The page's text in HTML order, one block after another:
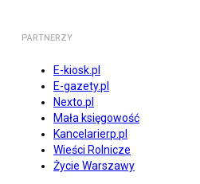
PARTNERZY
E-kiosk.pl
E-gazety.pl
Nexto.pl
Mała księgowość
Kancelarierp.pl
Wieści Rolnicze
Życie Warszawy